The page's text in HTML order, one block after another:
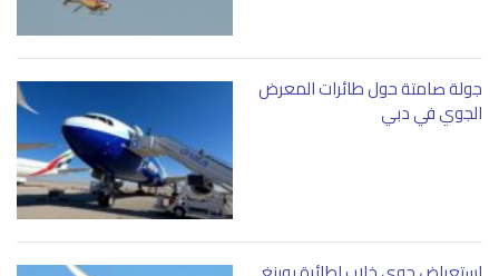
جولة صامتة حول طائرات المعرض
الجوي في دبي